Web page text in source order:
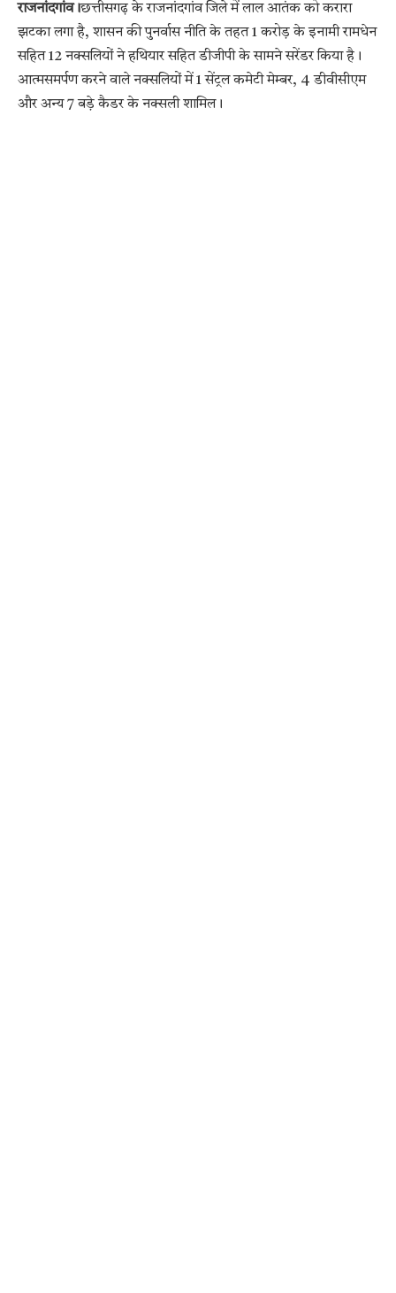
राजनांदगांव।छत्तीसगढ़ के राजनांदगांव जिले में लाल आतंक को करारा
झटका लगा है, शासन की पुनर्वास नीति के तहत 1 करोड़ के इनामी रामधेन
सहित 12 नक्सलियों ने हथियार सहित डीजीपी के सामने सरेंडर किया है।
आत्मसमर्पण करने वाले नक्सलियों में 1 सेंट्रल कमेटी मेम्बर, 4 डीवीसीएम
और अन्य 7 बड़े कैडर के नक्सली शामिल।